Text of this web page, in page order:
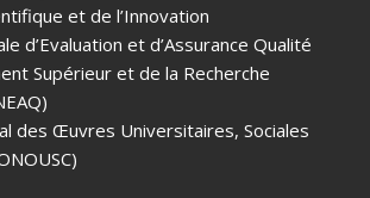
et de l’Innovation
d’Evaluation et d’Assurance Qualité
Supérieur et de la Recherche
des Œuvres Universitaires, Sociales